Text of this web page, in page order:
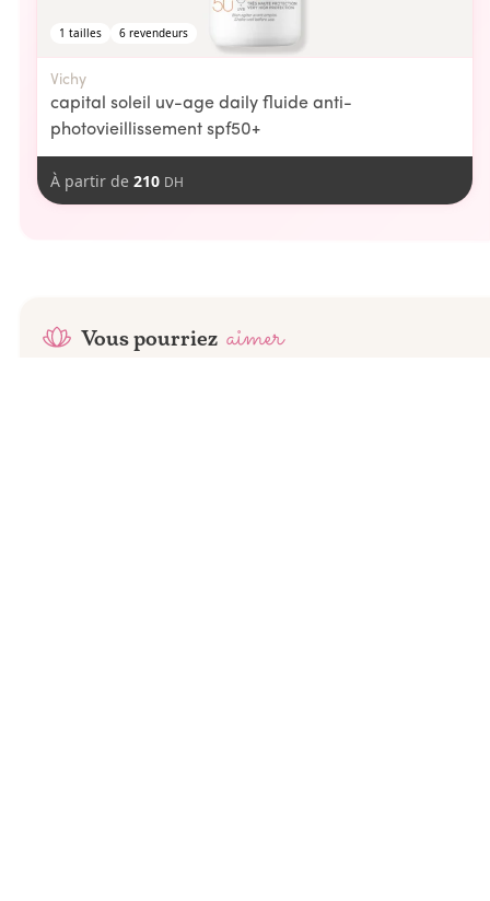
1 tailles 6revendeurs
Vichy
capital soleil uv-age daily fluide anti-
photovieillissement spf50+
À partir de 210 DH
Vous pourriez aimer